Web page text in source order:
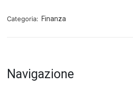
Categoria: Finanza
Navigazione